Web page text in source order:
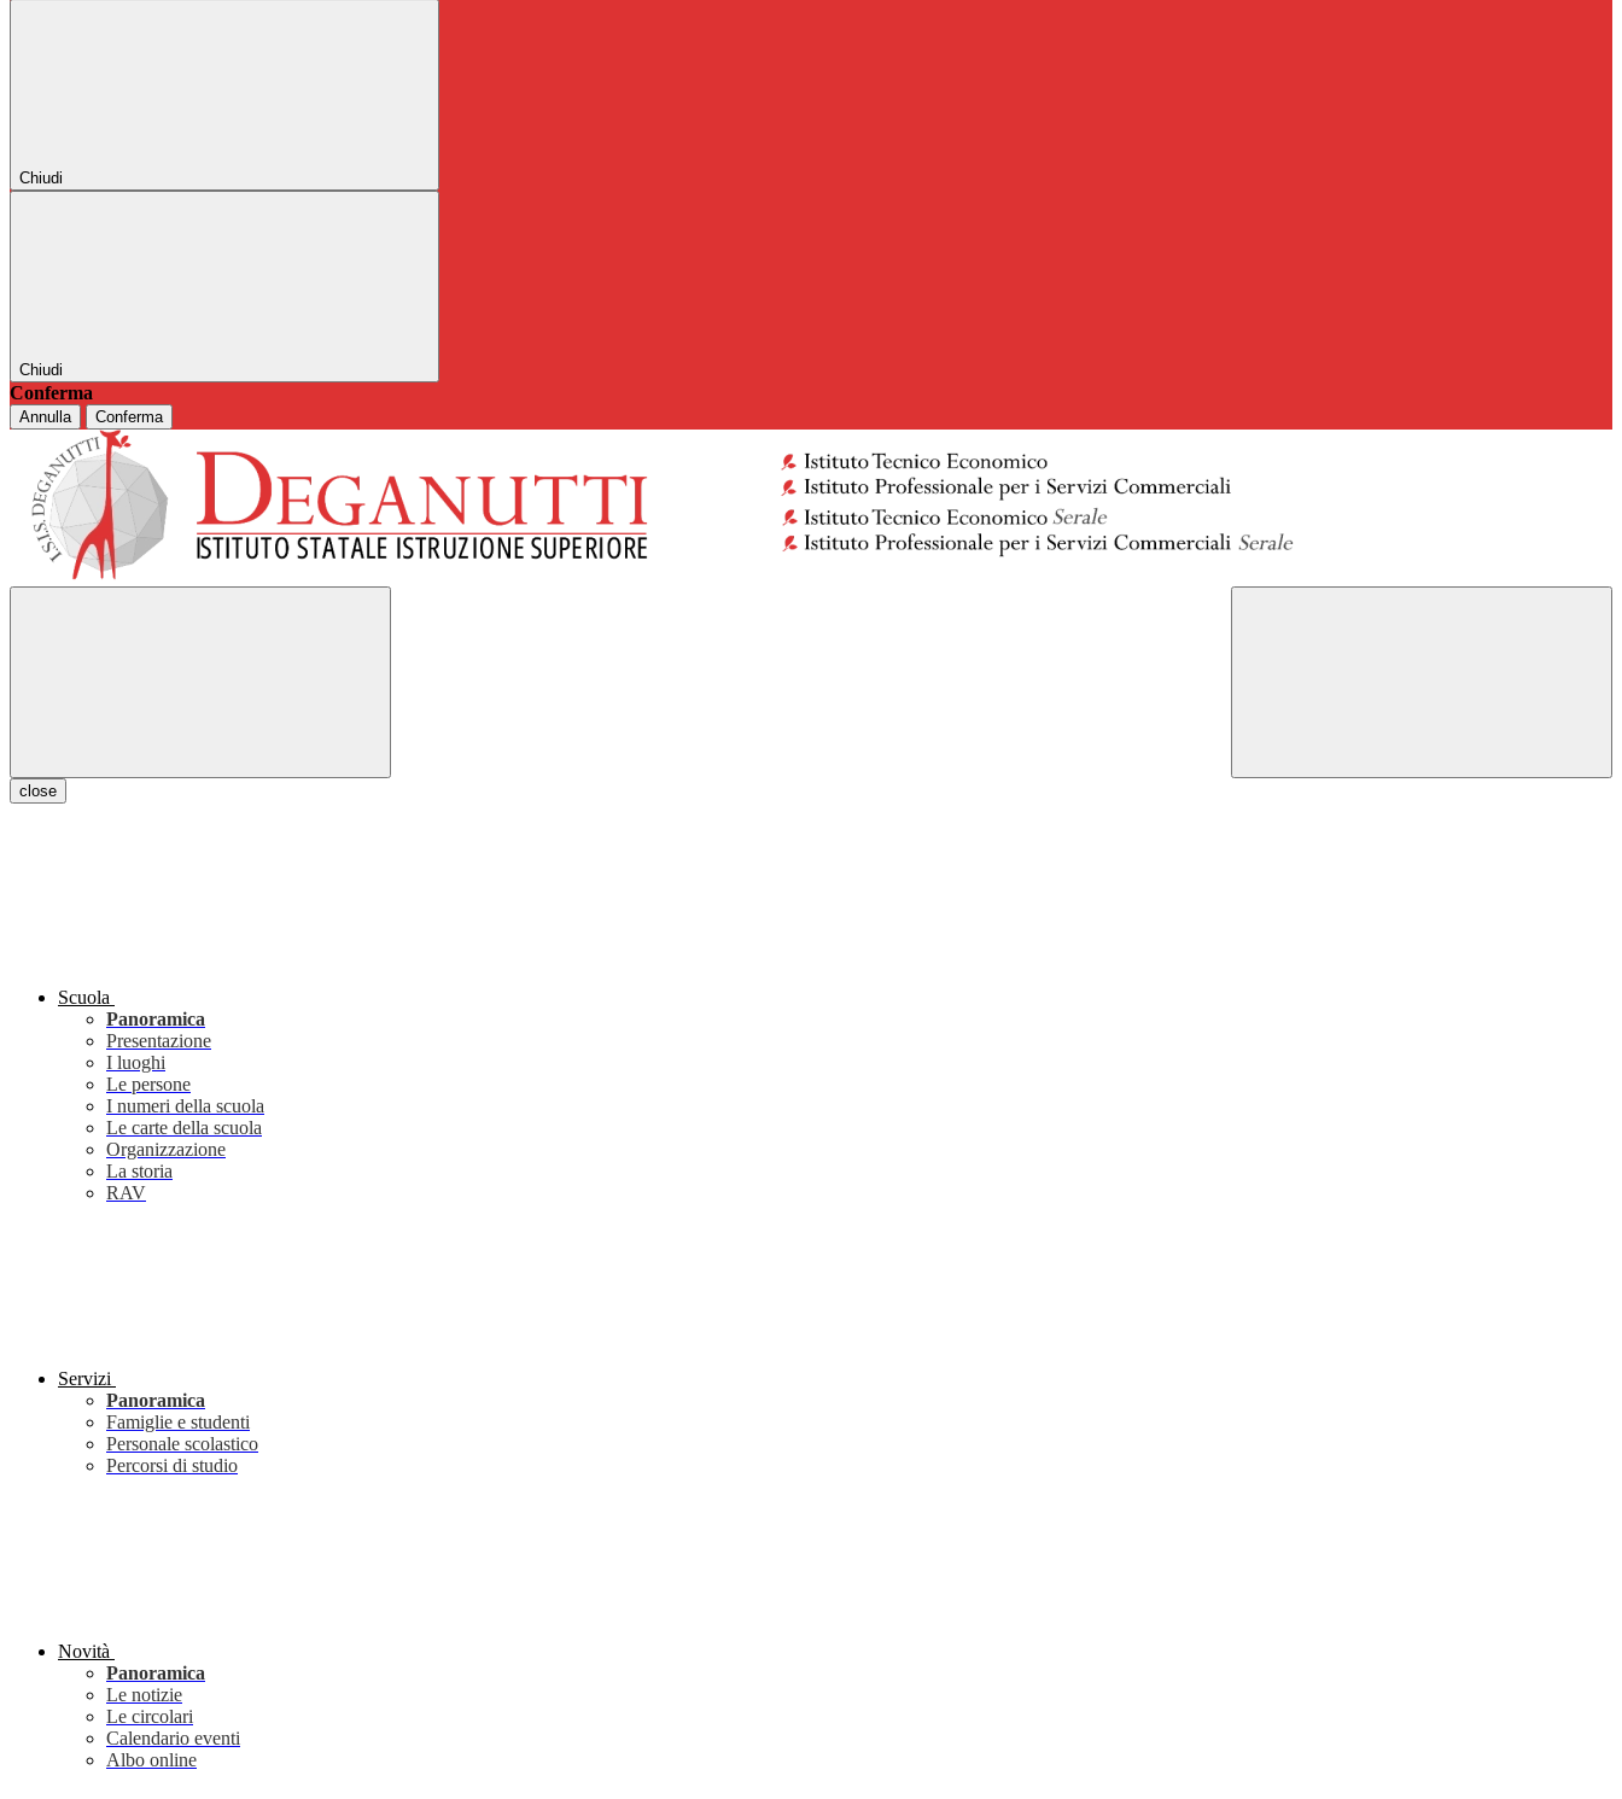
Chiudi
Chiudi
Conferma
Annulla Conferma
close
Scuola
Panoramica
Presentazione
I luoghi
Le persone
I numeri della scuola
Le carte della scuola
Organizzazione
La storia
RAV
Servizi
Panoramica
Famiglie e studenti
Personale scolastico
Percorsi di studio
Novità
Panoramica
Le notizie
Le circolari
Calendario eventi
Albo online